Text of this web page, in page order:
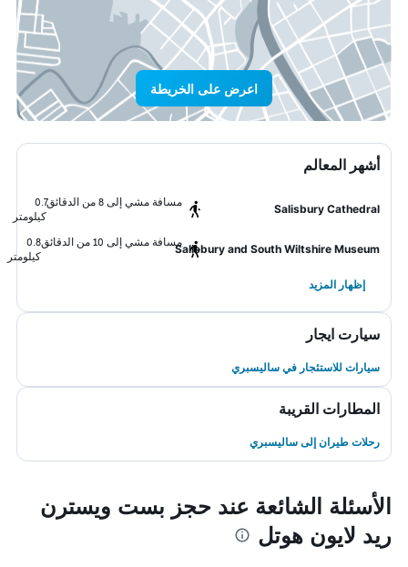
اعرض على الخريطة
أشهر المعالم
Salisbury Cathedral
مسافة مشي إلى 8 من الدقائق
0.7
كيلومتر
Salisbury and South Wiltshire Museum
مسافة مشي إلى 10 من الدقائق
0.8
كيلومتر
إظهار المزيد
سيارت ايجار
سيارات للاستئجار في ساليسبري
المطارات القريبة
رحلات طيران إلى ساليسبري
الأسئلة الشائعة عند حجز بست ويسترن
ريد لايون هوتل